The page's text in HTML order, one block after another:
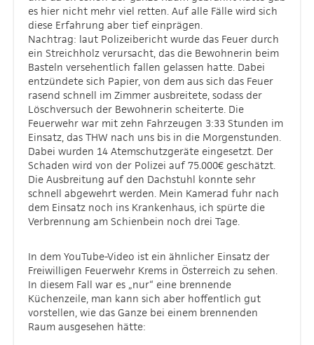
es hier nicht mehr viel retten. Auf alle Fälle wird sich
diese Erfahrung aber tief einprägen.
Nachtrag: laut Polizeibericht wurde das Feuer durch
ein Streichholz verursacht, das die Bewohnerin beim
Basteln versehentlich fallen gelassen hatte. Dabei
entzündete sich Papier, von dem aus sich das Feuer
rasend schnell im Zimmer ausbreitete, sodass der
Löschversuch der Bewohnerin scheiterte. Die
Feuerwehr war mit zehn Fahrzeugen 3:33 Stunden im
Einsatz, das THW nach uns bis in die Morgenstunden.
Dabei wurden 14 Atemschutzgeräte eingesetzt. Der
Schaden wird von der Polizei auf 75.000€ geschätzt.
Die Ausbreitung auf den Dachstuhl konnte sehr
schnell abgewehrt werden. Mein Kamerad fuhr nach
dem Einsatz noch ins Krankenhaus, ich spürte die
Verbrennung am Schienbein noch drei Tage.
In dem YouTube-Video ist ein ähnlicher Einsatz der
Freiwilligen Feuerwehr Krems in Österreich zu sehen.
In diesem Fall war es „nur“ eine brennende
Küchenzeile, man kann sich aber hoffentlich gut
vorstellen, wie das Ganze bei einem brennenden
Raum ausgesehen hätte: